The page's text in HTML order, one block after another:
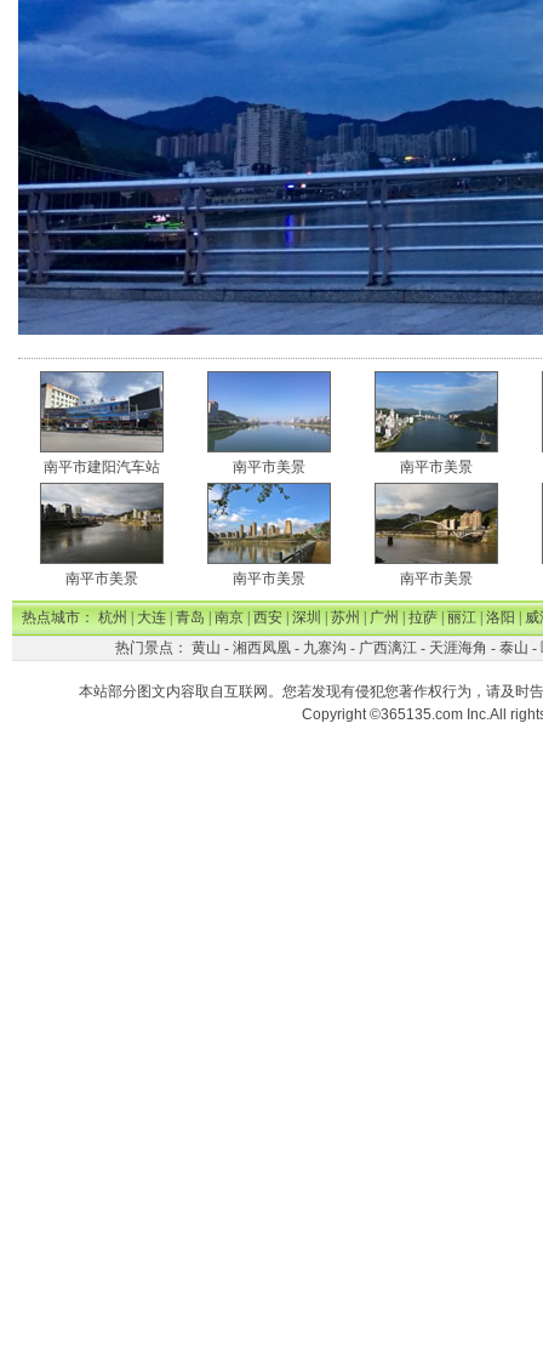
南平市建阳汽车站 南平市美景 南平市美景
南平市美景 南平市美景 南平市美景
热点城市：杭州|大连|青岛|南京|西安|深圳|苏州|广州|拉萨|丽江|洛阳|威
热门景点： 黄山 - 湘西凤凰- 九寨沟 - 广西漓江- 天涯海角 - 泰山 -
本站部分图文内容取自互联网。您若发现有侵犯您著作权行为，请及时
Copyright ©365135.com Inc.All